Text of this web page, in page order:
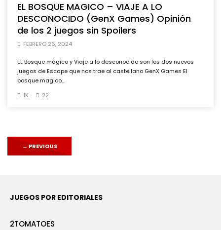
EL BOSQUE MAGICO – VIAJE A LO
DESCONOCIDO (GenX Games) Opinión
de los 2 juegos sin Spoilers
FEBRERO 26, 2024
EL Bosque mágico y Viaje a lo desconocido son los dos nuevos
juegos de Escape que nos trae al castellano GenX Games El
bosque magico...
1K
22
← PREVIOUS
JUEGOS POR EDITORIALES
2TOMATOES